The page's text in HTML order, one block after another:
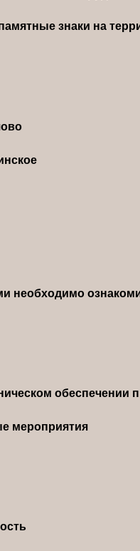
знаки на
необходимо
обеспечении
мероприятия